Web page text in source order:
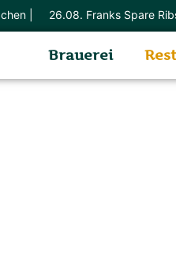
26.08. Franks Spare Ribs Essen |
Brauerei